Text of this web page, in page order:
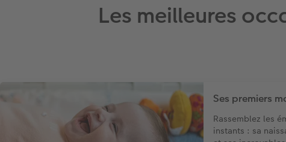
Les meilleures
Ses premiers
Rassemblez les
instants : sa